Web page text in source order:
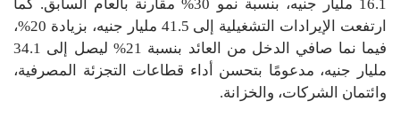
16.1 مليار جنيه، بنسبة نمو 30% مقارنة بالعام السابق. كما
ارتفعت الإيرادات التشغيلية إلى 41.5 مليار جنيه، بزيادة 20%،
فيما نما صافي الدخل من العائد بنسبة 21% ليصل إلى 34.1
مليار جنيه، مدعومًا بتحسن أداء قطاعات التجزئة المصرفية،
وائتمان الشركات، والخزانة.